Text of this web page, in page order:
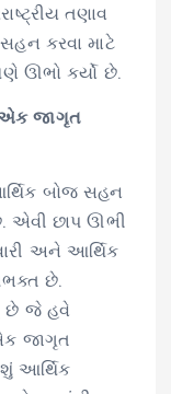
તણાવ
કરવા માટે
ઊભો કર્યો છે.
એક જાગૃત
બોજ સહન
એવી છાપ ઊભી
અને આર્થિક
છે.
છે જે હવે
જાગૃત
આર્થિક